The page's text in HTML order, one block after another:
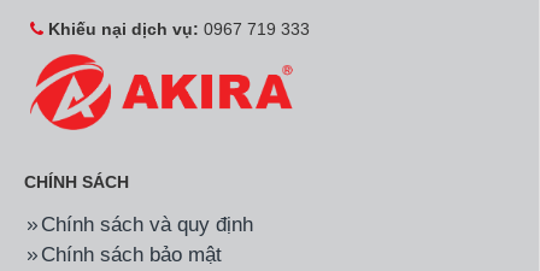
Khiếu nại dịch vụ: 0967 719 333
CHÍNH SÁCH
Chính sách và quy định
Chính sách bảo mật